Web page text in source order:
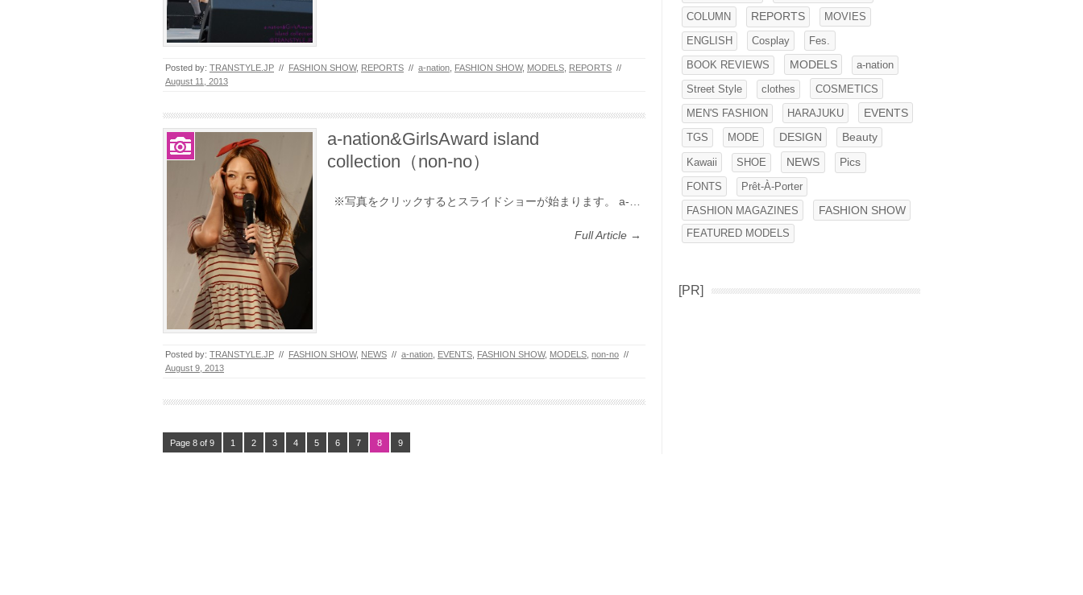
Posted by: TRANSTYLE.JP // FASHION SHOW, REPORTS // a-nation FASHION SHOW, MODELS REPORTS //
August 11, 2013
a-nation&GirlsAward island
collection（non-no‎）
※写真をクリックするとスライドショーが始まります。 a-…
Full Article →
Posted by: TRANSTYLE.JP // FASHION SHOW, NEWS // a-nation EVENTS FASHION SHOW, MODELS non-no //
August 9, 2013
Page 8 of 9 1 2 3 4 5 6 7 8 9
COLUMN
REPORTS MOVIES
ENGLISH Cosplay
Fes.
BOOK REVIEWS
MODELS a-nation
Street Style clothes COSMETICS
MEN'S FASHION HARAJUKU EVENTS
TGS MODE DESIGN Beauty
Kawaii SHOE NEWS
Pics
FONTS
Prêt-À-Porter
FASHION MAGAZINES
FASHION SHOW
FEATURED MODELS
[PR]